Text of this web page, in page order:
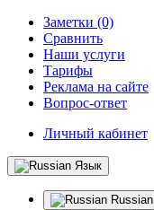
Заметки (0)
Сравнить
Наши услуги
Тарифы
Реклама на сайте
Вопрос-ответ
Личный кабинет
Язык
Russian